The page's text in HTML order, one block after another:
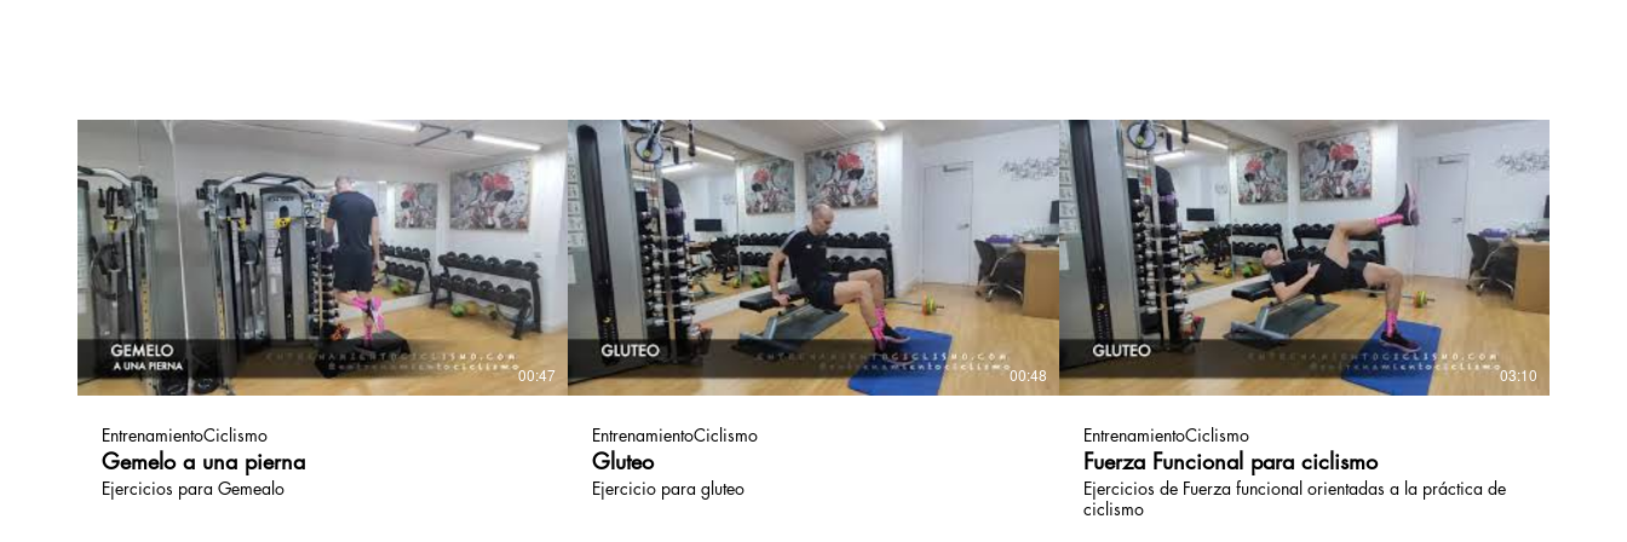
paso la mejora en nuestros movimientos del día a día. Más
información extra en https://www.mountainbike.es
https://www.facebook.com/BIKErevista​... Instagram:
https://www.instagram.com/bikerevista... Twitter:
https://twitter.com/revista_BIKE​​​​​ Consigue aquí tu ejemplar
de BIKE: https://bit.ly/37dvpsT​​​​​​​​​​​ Pinterest:
https://www.pinterest.es/bikerevista/... #RevistaBIKE
#mountainbike
cualidad física a partir de la cuál podremos mejorar todas
las demás (si nuestros músculos son más fuertes serán más
rápidos o más resistentes, por nombrar dos ejemplos).
Aunque en la actualidad está comprobado que no se
concibe una mejora en el rendimiento sin un trabajo
integrador de todas las capacidades físicas básicas. Más
información extra en https://www.mountainbike.es
Síguenos en: Facebook:
https://www.facebook.com/BIKErevista​... Instagram:
https://www.instagram.com/bikerevista... Twitter:
https://twitter.com/revista_BIKE​​​​​ Consigue aquí tu ejemplar
de BIKE: https://bit.ly/37dvpsT​​​​​​​​​​​ Pinterest:
https://www.pinterest.es/bikerevista/... #RevistaBIKE
#mountainbike
00:47
EntrenamientoCiclismo
Gemelo a una pierna
Ejercicios para Gemealo
00:48
EntrenamientoCiclismo
Gluteo
Ejercicio para gluteo
03:10
EntrenamientoCiclismo
Fuerza Funcional para ciclismo
Ejercicios de Fuerza funcional orientadas a la práctica de
ciclismo